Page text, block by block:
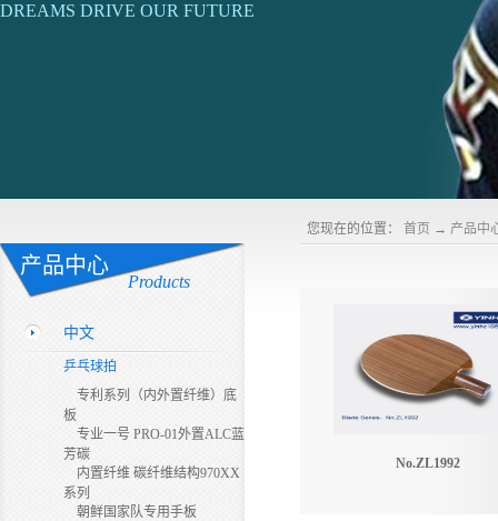
DREAMS DRIVE OUR FUTURE
产品中心
Products
中文
乒乓球拍
专利系列（内外置纤维）底
板
专业一号 PRO-01外置ALC蓝
芳碳
内置纤维 碳纤维结构970XX
系列
朝鲜国家队专用手板
您现在的位置： 首页 → 产品中
No.ZL1992